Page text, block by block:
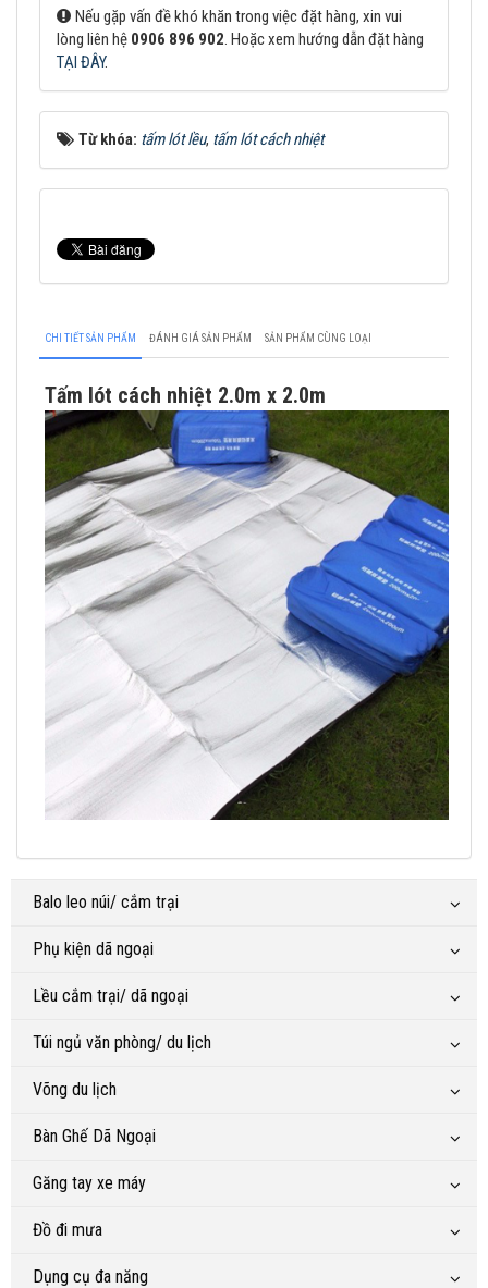
Nếu gặp vấn đề khó khăn trong việc đặt hàng, xin vui
lòng liên hệ 0906 896 902. Hoặc xem hướng dẫn đặt hàng
TẠI ĐÂY.
Từ khóa: tấm lót lều, tấm lót cách nhiệt
CHI TIẾT SẢN PHẨM ĐÁNH GIÁ SẢN PHẨM SẢN PHẨM CÙNG LOẠI
Tấm lót cách nhiệt 2.0m x 2.0m
Balo leo núi/ cắm trại
Phụ kiện dã ngoại
Lều cắm trại/ dã ngoại
Túi ngủ văn phòng/ du lịch
Võng du lịch
Bàn Ghế Dã Ngoại
Găng tay xe máy
Đồ đi mưa
Dụng cụ đa năng